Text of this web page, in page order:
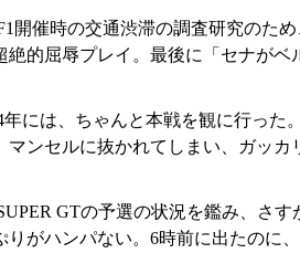
開催時の交通渋滞の調査研究のた
的屈辱プレイ。最後に「セナが
年には、ちゃんと本戦を観に行っ
マンセルに抜かれてしまい、ガッ
GTの予選の状況を鑑み、
りがハンパない。6時前に出たのに